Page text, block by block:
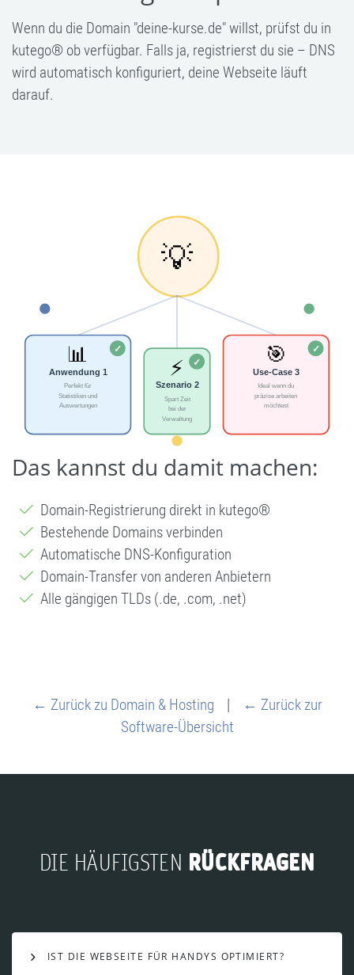
Wenn du die Domain "deine-kurse.de" willst, prüfst du in
kutego® ob verfügbar. Falls ja, registrierst du sie – DNS
wird automatisch konfiguriert, deine Webseite läuft
darauf.
Das kannst du damit machen:
Domain-Registrierung direkt in kutego®
Bestehende Domains verbinden
Automatische DNS-Konfiguration
Domain-Transfer von anderen Anbietern
Alle gängigen TLDs (.de, .com, .net)
← Zurück zu Domain & Hosting |
← Zurück zur
Software-Übersicht
DIE HÄUFIGSTEN RÜCKFRAGEN
IST DIE WEBSEITE FÜR HANDYS OPTIMIERT?